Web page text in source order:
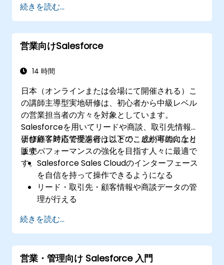
管理・最適化する方法を習得できる。
Marketing Cloud内でデータを管理し、セグ
メント化されたオーディエンスを作り出し
て、ターゲット指向型マーケティングに活用
続きを読む...
営業向けSalesforce
14 時間
日本（オンラインまたは会場にて開催される）こ
の講師主導型実地研修は、初心者から中級レベル
の営業担当者の方々を対象としています。
Salesforceを用いてリードや商談、取引先情報お
よび顧客対応管理を行うことで、成約率の向上と
販売パフォーマンスの強化を目指す人々に最適で
す。
研修終了時点で受講者は以下のことが可能になり
ます：
Salesforce Sales Cloudのインターフェース
を自信を持って操作できるようになる
リード・取引先・顧客情報や商談データの管
理が行える
化しパフォーマンス測定も可能になる
レポートおよびダッシュボードを用いて営業
プロセスの動向分析ができる
続きを読む...
営業・管理向け Salesforce 入門